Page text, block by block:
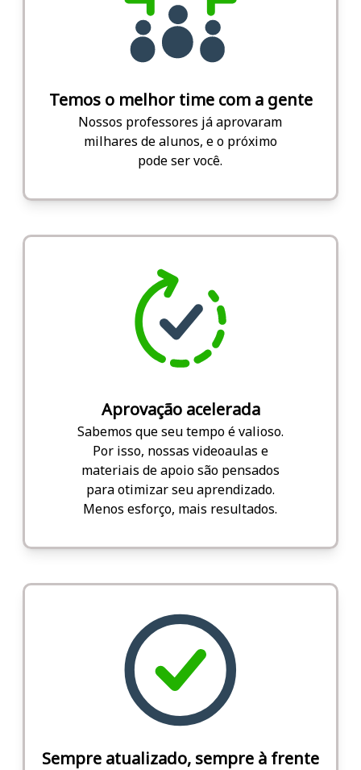
Temos o melhor time com a gente
Nossos professores já aprovaram
milhares de alunos, e o próximo
pode ser você.
Aprovação acelerada
Sabemos que seu tempo é valioso.
Por isso, nossas videoaulas e
materiais de apoio são pensados
para otimizar seu aprendizado.
Menos esforço, mais resultados.
Sempre atualizado, sempre à frente